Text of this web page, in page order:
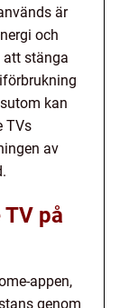
är
och
att stänga
kan
TVs
av
på
appen,
genom